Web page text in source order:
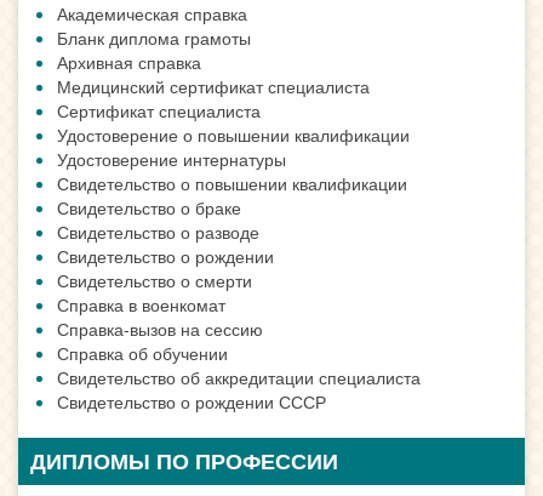
Академическая справка
Бланк диплома грамоты
Архивная справка
Медицинский сертификат специалиста
Сертификат специалиста
Удостоверение о повышении квалификации
Удостоверение интернатуры
Свидетельство о повышении квалификации
Свидетельство о браке
Свидетельство о разводе
Свидетельство о рождении
Свидетельство о смерти
Справка в военкомат
Справка-вызов на сессию
Справка об обучении
Свидетельство об аккредитации специалиста
Свидетельство о рождении СССР
ДИПЛОМЫ ПО ПРОФЕССИИ